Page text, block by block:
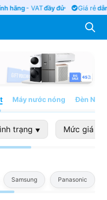
hãng- VATđầy đủ Giá rẻ
Máy nước nóng Đèn
trạng ▼ Mức giá
Samsung Panasonic